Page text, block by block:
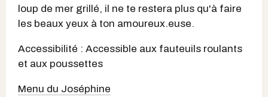
loup de mer grillé, il ne te restera plus qu'à faire
les beaux yeux à ton amoureux.euse.
Accessibilité : Accessible aux fauteuils roulants
et aux poussettes
Menu du Joséphine